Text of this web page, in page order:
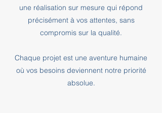
une réalisation sur mesure qui répond
précisément à vos attentes, sans
compromis sur la qualité.
Chaque projet est une aventure humaine
où vos besoins deviennent notre priorité
absolue.